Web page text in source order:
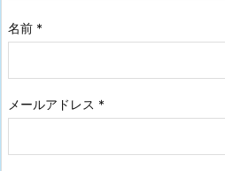
名前 *
メールアドレス *